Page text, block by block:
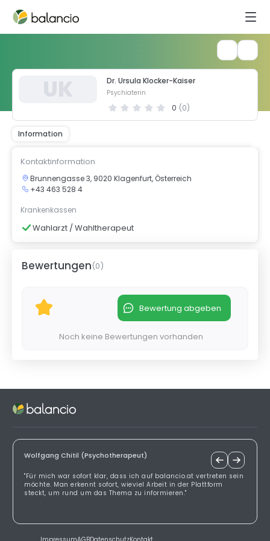
Dr. Ursula Klocker-Kaiser
Psychiaterin
0 (0)
Information
Kontaktinformation
Brunnengasse 3, 9020 Klagenfurt, Österreich
+43 463 528 4
Krankenkassen
Wahlarzt / Wahltherapeut
Bewertungen(0)
Bewertung abgeben
Noch keine Bewertungen vorhanden
Wolfgang Chitil (Psychotherapeut)
"Für mich war sofort klar, dass ich auf balancio.at vertreten sein
möchte. Man erkennt sofort, wieviel Arbeit in der Plattform
steckt, um rund um das Thema zu informieren."